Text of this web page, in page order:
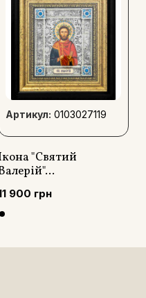
Артикул: 0103027119
"Святий
900 грн